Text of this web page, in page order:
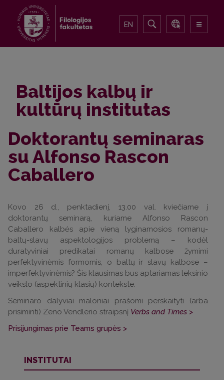
EN
Baltijos kalbų ir
kultūrų institutas
Doktorantų seminaras
su Alfonso Rascon
Caballero
Kovo 26 d., penktadienį, 13.00 val. kviečiame į
doktorantų seminarą, kuriame Alfonso Rascon
Caballero kalbės apie vieną lyginamosios romanų-
baltų-slavų aspektologijos problemą – kodėl
duratyviniai predikatai romanų kalbose žymimi
perfektyvinėmis formomis, o baltų ir slavų kalbose –
imperfektyvinėmis? Šis klausimas bus aptariamas leksinio
veikslo (aspektinių klasių) kontekste.
Seminaro dalyviai maloniai prašomi perskaityti (arba
prisiminti) Zeno Vendlerio straipsnį Verbs and Times >
Prisijungimas prie Teams grupės >
INSTITUTAI